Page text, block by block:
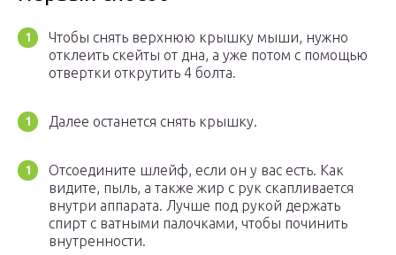
Чтобы снять верхнюю крышку мыши, нужно
отклеить скейты от дна, а уже потом с помощью
отвертки открутить 4 болта.
Далее останется снять крышку.
Отсоедините шлейф, если он у вас есть. Как
видите, пыль, а также жир с рук скапливается
внутри аппарата. Лучше под рукой держать
спирт с ватными палочками, чтобы починить
внутренности.